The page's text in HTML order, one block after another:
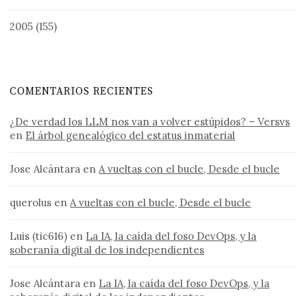
2005 (155)
COMENTARIOS RECIENTES
¿De verdad los LLM nos van a volver estúpidos? – Versvs
en El árbol genealógico del estatus inmaterial
Jose Alcántara en A vueltas con el bucle, Desde el bucle
querolus en A vueltas con el bucle, Desde el bucle
Luis (tic616) en La IA, la caída del foso DevOps, y la
soberanía digital de los independientes
Jose Alcántara en La IA, la caída del foso DevOps, y la